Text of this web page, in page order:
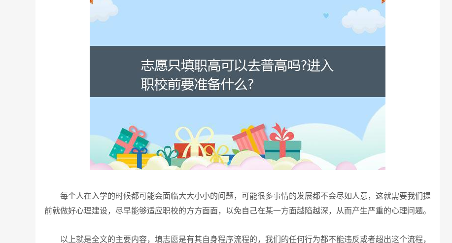
每个人在入学的时候都可能会面临大大小小的问题，可能很多事情的发展都不会尽如人意，这就需要我们提
前就做好心理建设，尽早能够适应职校的方方面面，以免自己在某一方面越陷越深，从而产生严重的心理问题。
以上就是全文的主要内容，填志愿是有其自身程序流程的，我们的任何行为都不能违反或者超出这个流程，